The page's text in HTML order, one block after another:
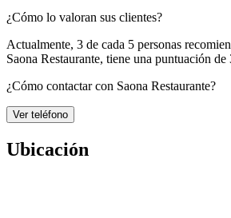
¿Cómo lo valoran sus clientes?
Actualmente, 3 de cada 5 personas
Saona Restaurante, tiene una puntuación de
¿Cómo contactar con Saona Restaurante?
Ver teléfono
Ubicación